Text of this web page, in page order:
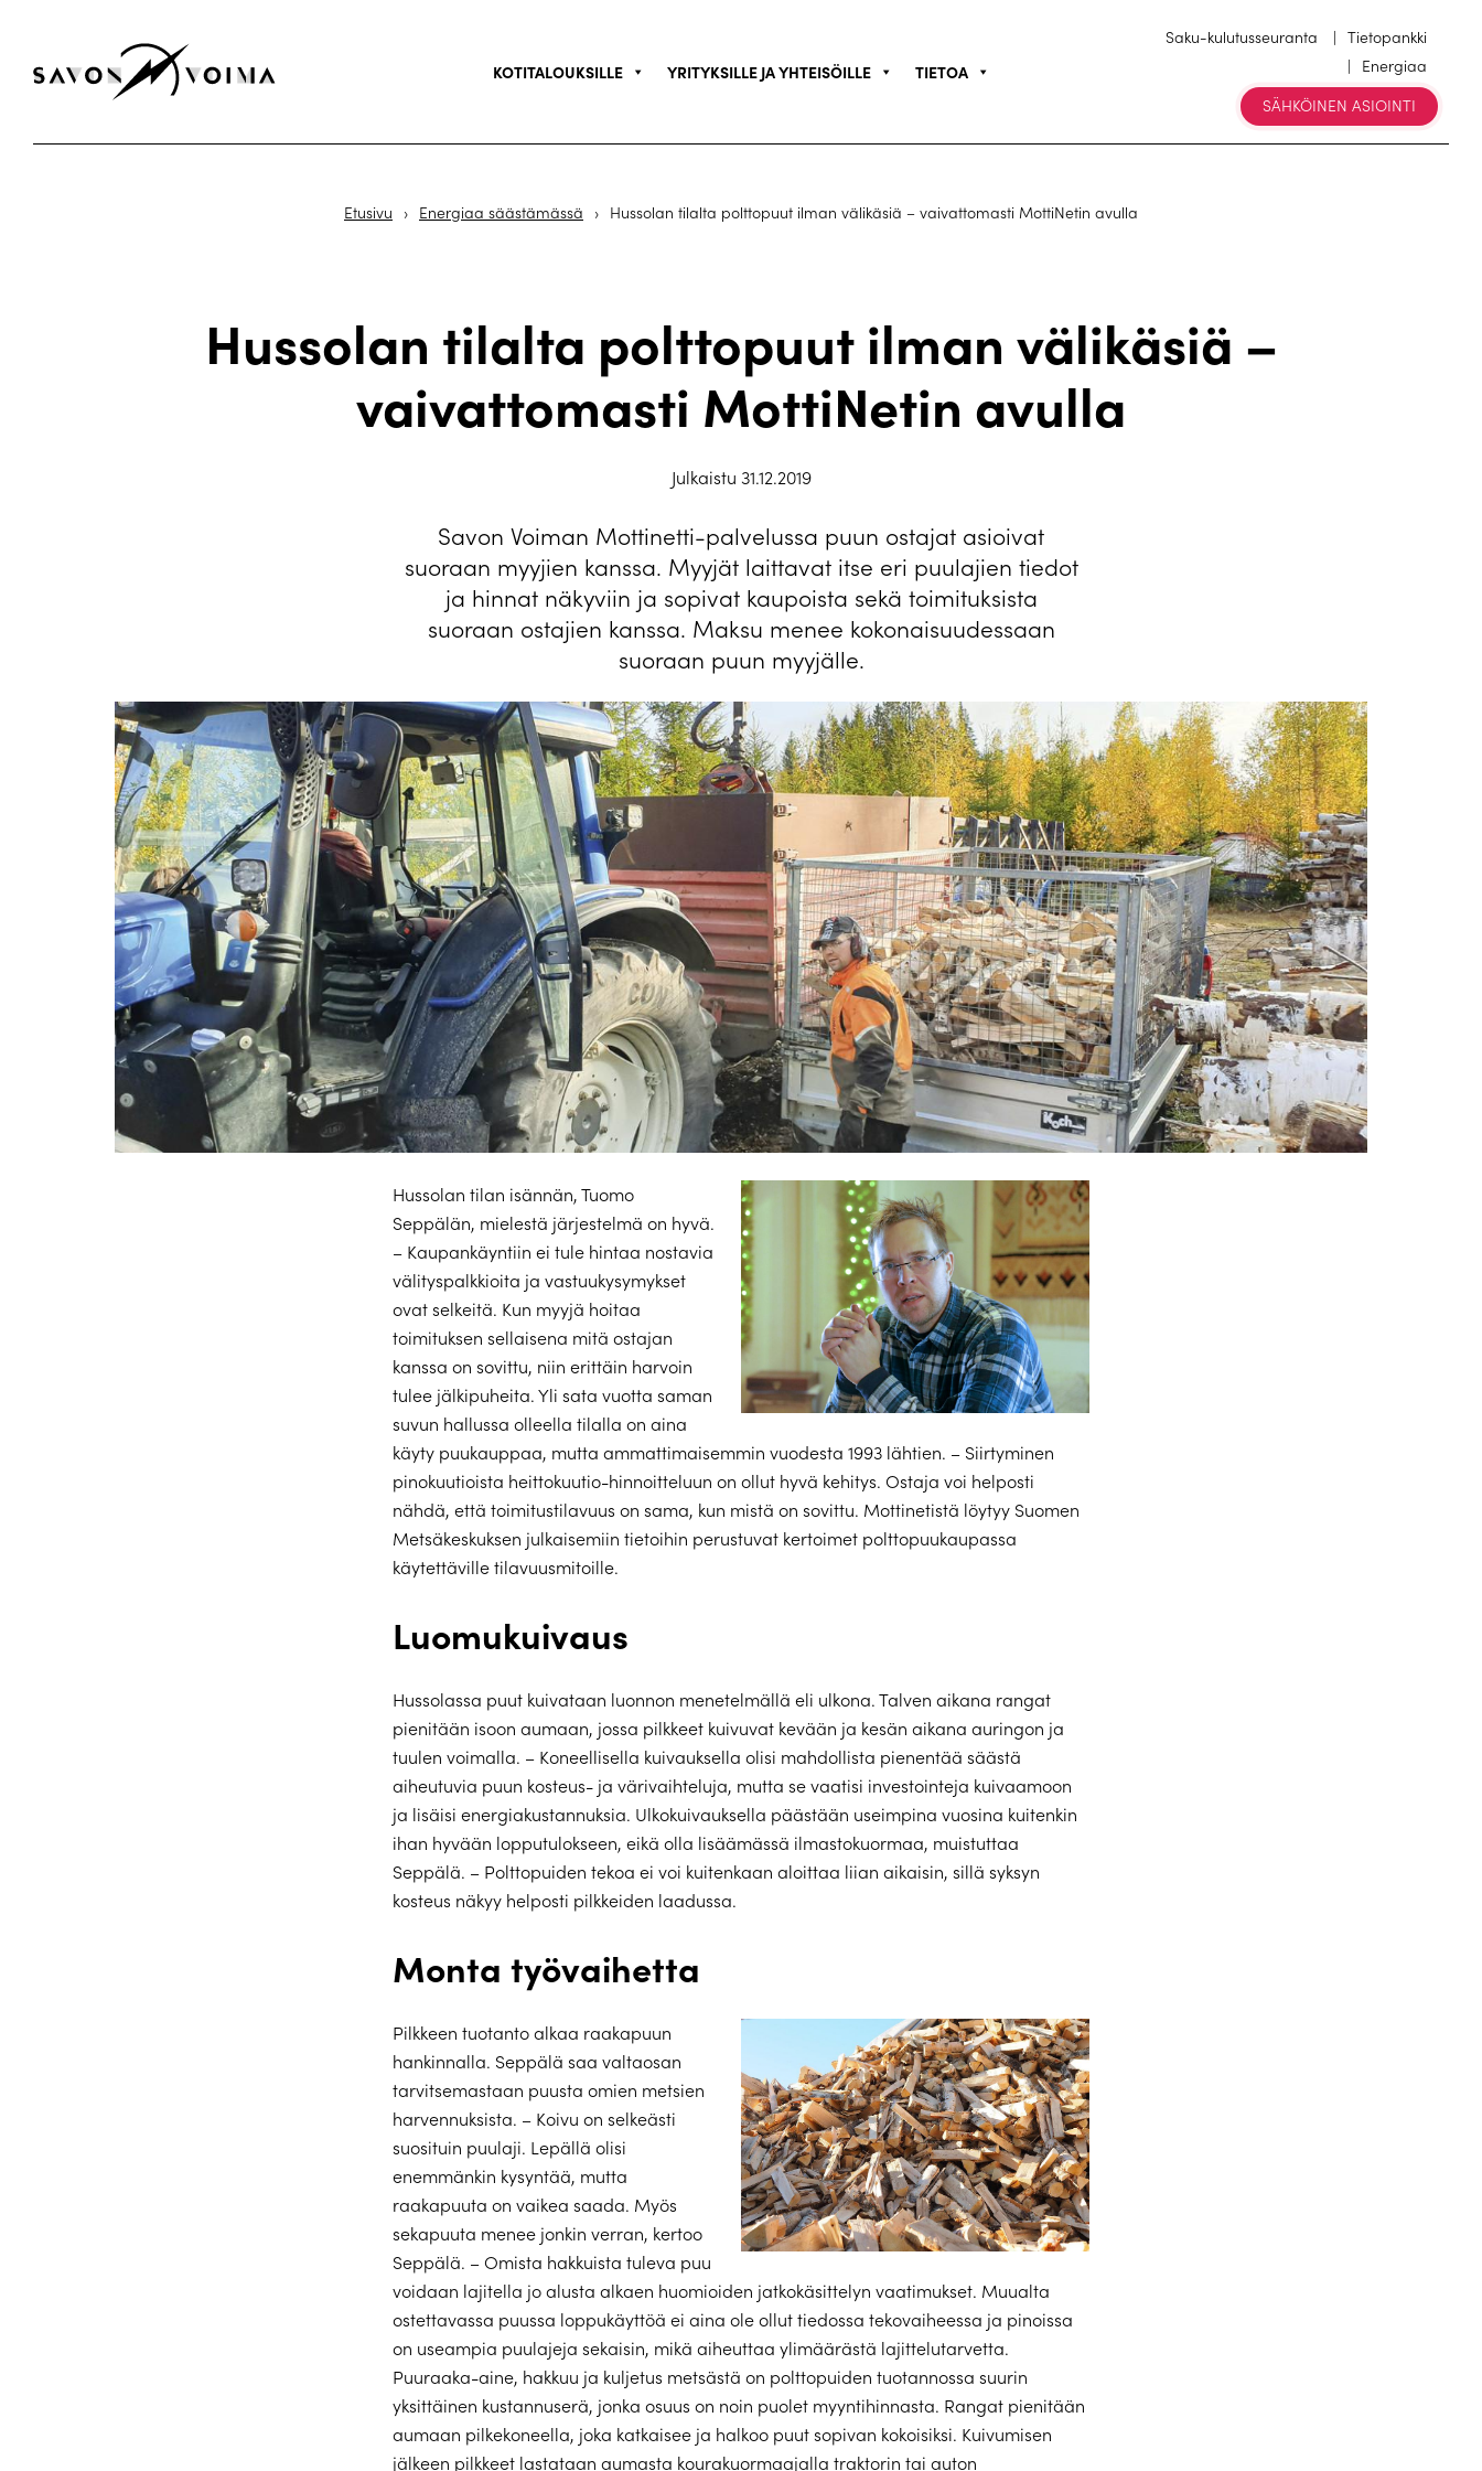
KOTITALOUKSILLE YRITYKSILLE JA YHTEISÖILLE TIETOA
Saku-kulutusseuranta
Tietopankki
Energiaa
SÄHKÖINEN ASIOINTI
Etusivu › Energiaa säästämässä › Hussolan tilalta polttopuut ilman välikäsiä – vaivattomasti MottiNetin avulla
Hussolan tilalta polttopuut ilman välikäsiä –
vaivattomasti MottiNetin avulla
Julkaistu 31.12.2019
Savon Voiman Mottinetti-palvelussa puun ostajat asioivat
suoraan myyjien kanssa. Myyjät laittavat itse eri puulajien tiedot
ja hinnat näkyviin ja sopivat kaupoista sekä toimituksista
suoraan ostajien kanssa. Maksu menee kokonaisuudessaan
suoraan puun myyjälle.
Hussolan tilan isännän, Tuomo
Seppälän, mielestä järjestelmä on hyvä.
­– Kaupankäyntiin ei tule hintaa nostavia
välityspalkkioita ja vastuukysymykset
ovat selkeitä. Kun myyjä hoitaa
toimituksen sellaisena mitä ostajan
kanssa on sovittu, niin erittäin harvoin
tulee jälkipuheita. Yli sata vuotta saman
suvun hallussa olleella tilalla on aina
käyty puukauppaa, mutta ammattimaisemmin vuodesta 1993 lähtien. – Siirtyminen
pinokuutioista heittokuutio-hinnoitteluun on ollut hyvä kehitys. Ostaja voi helposti
nähdä, että toimitustilavuus on sama, kun mistä on sovittu. Mottinetistä löytyy Suomen
Metsäkeskuksen julkaisemiin tietoihin perustuvat kertoimet polttopuukaupassa
käytettäville tilavuusmitoille.
Luomukuivaus
Hussolassa puut kuivataan luonnon menetelmällä eli ulkona. Talven aikana rangat
pienitään isoon aumaan, jossa pilkkeet kuivuvat kevään ja kesän aikana auringon ja
tuulen voimalla. – Koneellisella kuivauksella olisi mahdollista pienentää säästä
aiheutuvia puun kosteus- ja värivaihteluja, mutta se vaatisi investointeja kuivaamoon
ja lisäisi energiakustannuksia. Ulkokuivauksella päästään useimpina vuosina kuitenkin
ihan hyvään lopputulokseen, eikä olla lisäämässä ilmastokuormaa, muistuttaa
Seppälä. – Polttopuiden tekoa ei voi kuitenkaan aloittaa liian aikaisin, sillä syksyn
kosteus näkyy helposti pilkkeiden laadussa.
Monta työvaihetta
Pilkkeen tuotanto alkaa raakapuun
hankinnalla. Seppälä saa valtaosan
tarvitsemastaan puusta omien metsien
harvennuksista. – Koivu on selkeästi
suosituin puulaji. Lepällä olisi
enemmänkin kysyntää, mutta
raakapuuta on vaikea saada. Myös
sekapuuta menee jonkin verran, kertoo
Seppälä. – Omista hakkuista tuleva puu
voidaan lajitella jo alusta alkaen huomioiden jatkokäsittelyn vaatimukset. Muualta
ostettavassa puussa loppukäyttöä ei aina ole ollut tiedossa tekovaiheessa ja pinoissa
on useampia puulajeja sekaisin, mikä aiheuttaa ylimäärästä lajittelutarvetta.
Puuraaka-aine, hakkuu ja kuljetus metsästä on polttopuiden tuotannossa suurin
yksittäinen kustannuserä, jonka osuus on noin puolet myyntihinnasta. Rangat pienitään
aumaan pilkekoneella, joka katkaisee ja halkoo puut sopivan kokoisiksi. Kuivumisen
jälkeen pilkkeet lastataan aumasta kourakuormaajalla traktorin tai auton